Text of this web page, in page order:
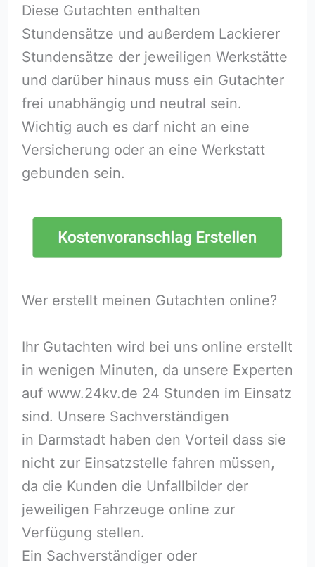
Diese Gutachten enthalten
Stundensätze und außerdem Lackierer
Stundensätze der jeweiligen Werkstätte
und darüber hinaus muss ein Gutachter
frei unabhängig und neutral sein.
Wichtig auch es darf nicht an eine
Versicherung oder an eine Werkstatt
gebunden sein.
Wer erstellt meinen Gutachten online?
Ihr Gutachten wird bei uns online erstellt
in wenigen Minuten, da unsere Experten
auf www.24kv.de 24 Stunden im Einsatz
sind. Unsere Sachverständigen
in Darmstadt haben den Vorteil dass sie
nicht zur Einsatzstelle fahren müssen,
da die Kunden die Unfallbilder der
jeweiligen Fahrzeuge online zur
Verfügung stellen.
Ein Sachverständiger oder